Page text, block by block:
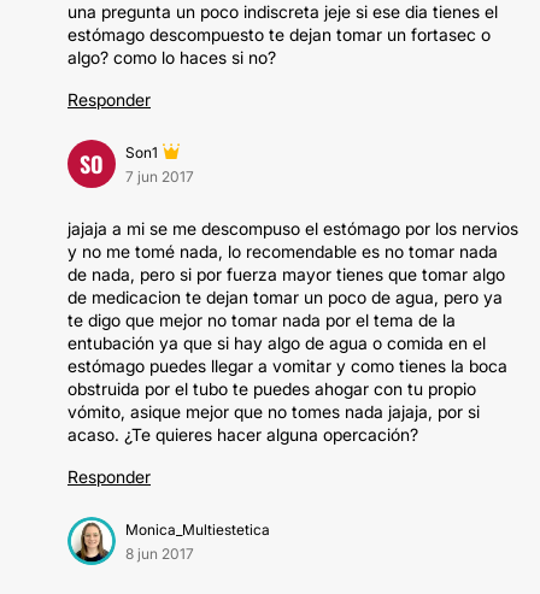
una pregunta un poco indiscreta jeje si ese dia tienes el
estómago descompuesto te dejan tomar un fortasec o
algo? como lo haces si no?
Responder
SO
Son1
7 jun 2017
jajaja a mi se me descompuso el estómago por los nervios
y no me tomé nada, lo recomendable es no tomar nada
de nada, pero si por fuerza mayor tienes que tomar algo
de medicacion te dejan tomar un poco de agua, pero ya
te digo que mejor no tomar nada por el tema de la
entubación ya que si hay algo de agua o comida en el
estómago puedes llegar a vomitar y como tienes la boca
obstruida por el tubo te puedes ahogar con tu propio
vómito, asique mejor que no tomes nada jajaja, por si
acaso. ¿Te quieres hacer alguna opercación?
Responder
Monica_Multiestetica
8 jun 2017